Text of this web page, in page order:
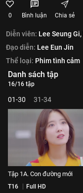
0 Bình luận Chia sẻ
Diễn viên: Lee Seung Gi,
Đạo diễn: Lee Eun Jin
Thể loại: Phim tình cảm
Danh sách tập
16/16 tập
01-30 31-34
Tập 1A. Con đường mới
T16 Full HD